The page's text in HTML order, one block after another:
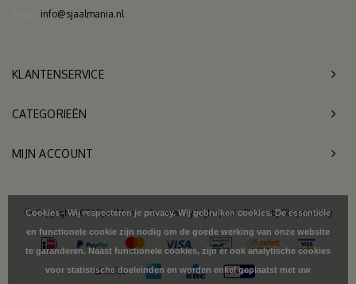
info@sjaalmania.nl
KLANTENSERVICE
CATEGORIEËN
MIJN ACCOUNT
© Copyright 2026 SjaalMania - Powered byLightspeed - Theme byShopmonkey
Cookies - Wij respecteren je privacy. Wij gebruiken cookies. De essentiële
en functionele cookie zijn nodig om de goede werking van onze website
te garanderen. Naast functionele cookies, zijn er ook analytische cookies
voor statistische doeleinden en worden enkel geplaatst met uw